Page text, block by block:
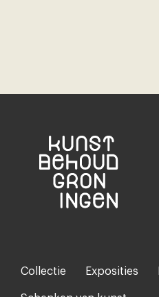
Footer-
menu
Collectie Exposities